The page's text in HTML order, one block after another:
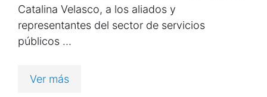
Catalina Velasco, a los aliados y
representantes del sector de servicios
públicos …
Ver más